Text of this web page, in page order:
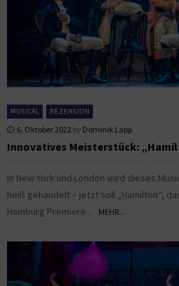
MUSICAL REZENSION
6. Oktober 2022 by Dominik Lapp
Innovatives Meisterstück:
In New York und London wird dieses
heiß gehandelt – jetzt soll „Hamilton“,
Hamburg Premiere...
MEHR...